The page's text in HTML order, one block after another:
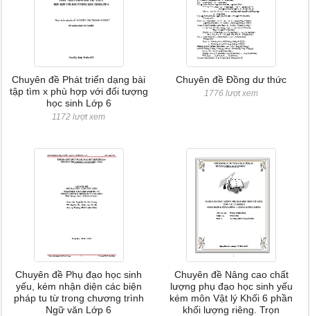
Chuyên đề Phát triển dạng bài
tập tìm x phù hợp với đối tượng
học sinh Lớp 6
1172 lượt xem
Chuyên đề Đồng dư thức
1776 lượt xem
Chuyên đề Phụ đạo học sinh
yếu, kém nhận diện các biện
pháp tu từ trong chương trình
Ngữ văn Lớp 6
Chuyên đề Nâng cao chất
lượng phụ đạo học sinh yếu
kém môn Vật lý Khối 6 phần
khối lượng riêng. Trọn